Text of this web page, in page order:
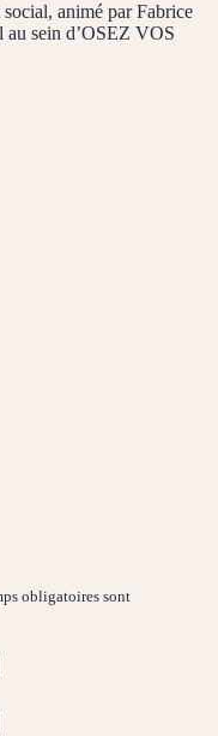
animé par Fabrice
sein d’OSEZ VOS
obligatoires sont